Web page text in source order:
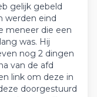
gelijk gebeld
werden eind
meneer die een
was. Hij
nog 2 dingen
van de afd
link om deze in
doorgestuurd